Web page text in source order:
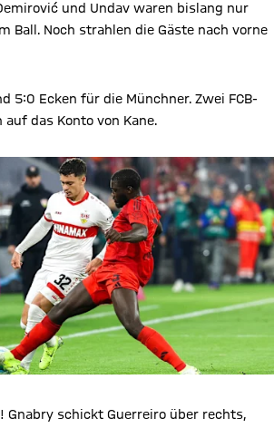
und Undav waren bislang nur
Ball. Noch strahlen die Gäste nach vorne
5:0 Ecken für die Münchner. Zwei FCB-
das Konto von Kane.
Gnabry schickt Guerreiro über rechts,